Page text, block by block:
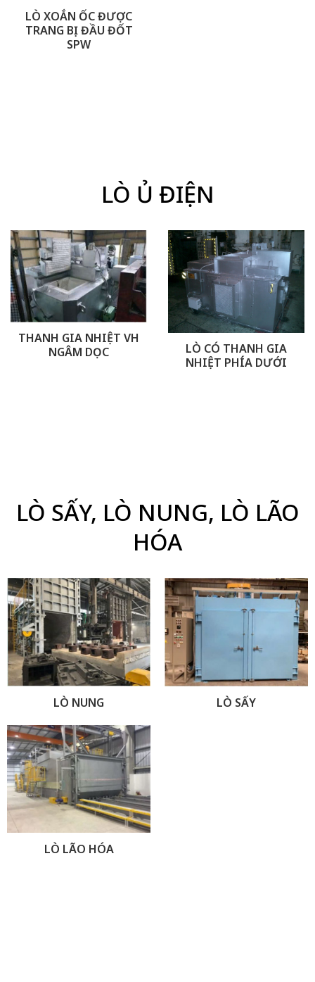
LÒ XOẮN ỐC ĐƯỢC
TRANG BỊ ĐẦU ĐỐT
SPW
LÒ Ủ ĐIỆN
THANH GIA NHIỆT VH
NGÂM DỌC
LÒ CÓ THANH GIA
NHIỆT PHÍA DƯỚI
LÒ SẤY, LÒ NUNG, LÒ LÃO
HÓA
LÒ NUNG LÒ SẤY
LÒ LÃO HÓA